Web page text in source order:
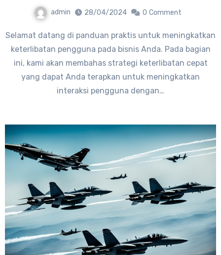
admin 28/04/2024 0 Comment
Selamat datang di panduan praktis untuk meningkatkan
keterlibatan pengguna pada bisnis Anda. Pada bagian
ini, kami akan membahas strategi keterlibatan cepat
yang dapat Anda terapkan untuk meningkatkan
interaksi pengguna dengan…